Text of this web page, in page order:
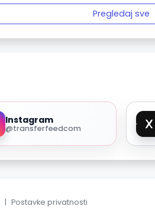
Pregledaj sve
Instagram
@transferfeedcom
| Postavke privatnosti